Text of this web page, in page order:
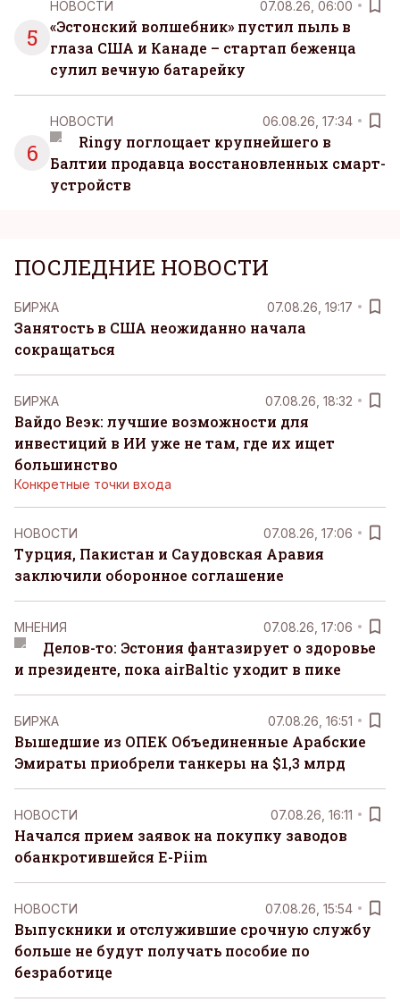
5
НОВОСТИ 07.08.26, 06:00
«Эстонский волшебник» пустил пыль в
глаза США и Канаде – стартап беженца
сулил вечную батарейку
6
НОВОСТИ 06.08.26, 17:34
Ringy поглощает крупнейшего в
Балтии продавца восстановленных смарт-
устройств
ПОСЛЕДНИЕ НОВОСТИ
БИРЖА 07.08.26, 19:17
Занятость в США неожиданно начала
сокращаться
БИРЖА 07.08.26, 18:32
Вайдо Веэк: лучшие возможности для
инвестиций в ИИ уже не там, где их ищет
большинство
Конкретные точки входа
НОВОСТИ 07.08.26, 17:06
Турция, Пакистан и Саудовская Аравия
заключили оборонное соглашение
MНЕНИЯ 07.08.26, 17:06
Делов-то: Эстония фантазирует о здоровье
и президенте, пока airBaltic уходит в пике
БИРЖА 07.08.26, 16:51
Вышедшие из ОПЕК Объединенные Арабские
Эмираты приобрели танкеры на $1,3 млрд
НОВОСТИ 07.08.26, 16:11
Начался прием заявок на покупку заводов
обанкротившейся E-Piim
НОВОСТИ 07.08.26, 15:54
Выпускники и отслужившие срочную службу
больше не будут получать пособие по
безработице